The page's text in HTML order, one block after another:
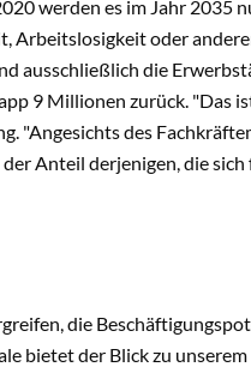
werden es im Jahr 2035
Arbeitslosigkeit oder
ausschließlich die
9 Millionen zurück. "Das
"Angesichts des
Anteil derjenigen, die sich
die
bietet der Blick zu